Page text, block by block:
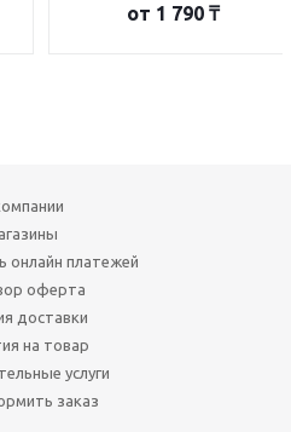
от 1 790 ₸
онлайн платежей
оферта
доставки
на товар
услуги
заказ